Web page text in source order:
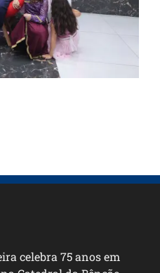
celebra 75 anos em